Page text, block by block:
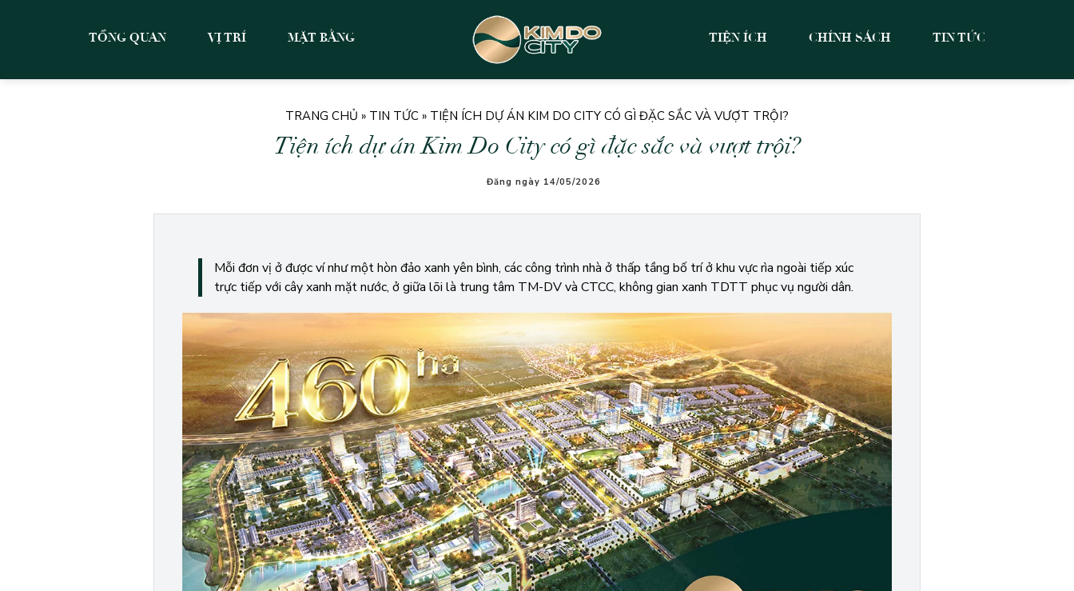
TỔNG QUAN VỊ TRÍ MẶT BẰNG TIỆN ÍCH CHÍNH SÁCH TIN TỨC
TRANG CHỦ » TIN TỨC » TIỆN ÍCH DỰ ÁN KIM DO CITY CÓ GÌ ĐẶC SẮC VÀ VƯỢT TRỘI?
Tiện ích dự án Kim Do City có gì đặc sắc và vượt trội?
Đăng ngày 14/05/2026
Mỗi đơn vị ở được ví như một hòn đảo xanh yên bình, các công trình nhà ở thấp tầng bố trí ở khu vực rìa ngoài tiếp xúc
trực tiếp với cây xanh mặt nước, ở giữa lõi là trung tâm TM-DV và CTCC, không gian xanh TDTT phục vụ người dân.